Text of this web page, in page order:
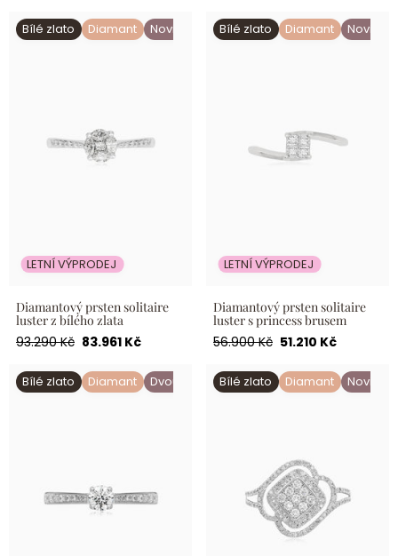
Bílé zlato Diamant Novinka
LETNÍ VÝPRODEJ
Diamantový prsten solitaire
luster z bílého zlata
Diamantový prsten solitaire
luster z bílého zlata
Běžná
93.290 Kč Akční
83.961 Kč
Bílé zlato Diamant Novinka
LETNÍ VÝPRODEJ
Diamantový prsten solitaire
luster s princess brusem
Diamantový prsten solitaire
luster s princess brusem
Běžná
56.900 Kč Akční
51.210 Kč
Bílé zlato Diamant Dvoubarevné zlato
Prsten ze žlutého zlata s
diamanty a pavé
Bílé zlato Diamant Novinka
Diamantový cluster prsten z
bílého zlata